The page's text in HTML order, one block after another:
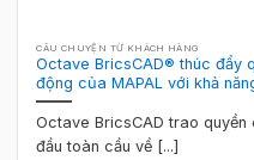
CÂU CHUYỆN TỪ KHÁCH HÀNG
Octave BricsCAD® thúc đẩy
động của MAPAL với khả
Octave BricsCAD trao
đầu toàn cầu về [...]